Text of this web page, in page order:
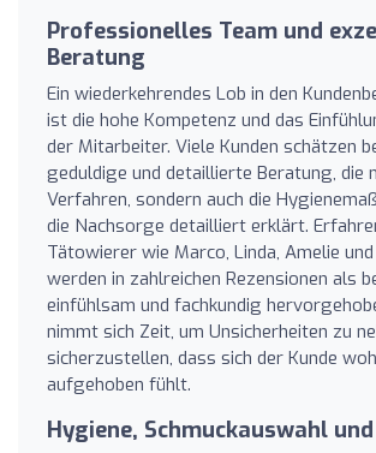
Professionelles Team und
Beratung
Ein wiederkehrendes Lob in den
ist die hohe Kompetenz und das
der Mitarbeiter. Viele Kunden schätzen
geduldige und detaillierte Beratung, die
Verfahren, sondern auch die
die Nachsorge detailliert erklärt.
Tätowierer wie Marco, Linda, Amelie
werden in zahlreichen Rezensionen als
einfühlsam und fachkundig
nimmt sich Zeit, um Unsicherheiten zu
sicherzustellen, dass sich der Kunde
aufgehoben fühlt.
Hygiene, Schmuckauswahl